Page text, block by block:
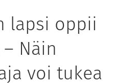
lapsi oppii
Näin
voi tukea